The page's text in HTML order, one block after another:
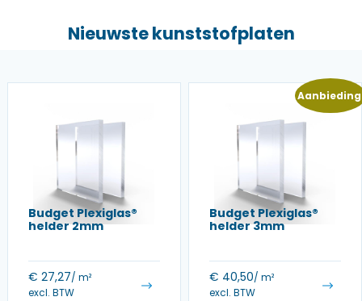
Nieuwste kunststofplaten
Budget Plexiglas®
helder 2mm
€ 27,27/ m²
excl. BTW
Budget Plexiglas®
helder 3mm
€ 40,50/ m²
excl. BTW